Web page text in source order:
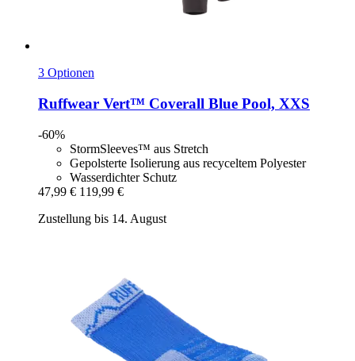
3 Optionen
Ruffwear Vert™ Coverall Blue Pool, XXS
-60%
StormSleeves™ aus Stretch
Gepolsterte Isolierung aus recyceltem Polyester
Wasserdichter Schutz
47,99 € 119,99 €
Zustellung bis 14. August